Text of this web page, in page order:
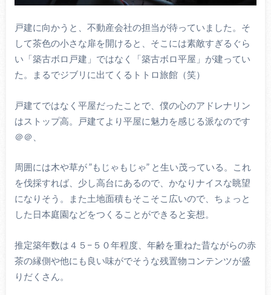
戸建に向かうと、不動産会社の担当が待っていました。そ
して茶色の小さな扉を開けると、そこには素敵すぎるぐら
い「築古ボロ戸建」ではなく「築古ボロ平屋」が建ってい
た。まるでジブリに出てくるトトロ旅館（笑）
戸建てではなく平屋だったことで、僕の心のアドレナリン
はストップ高。戸建てより平屋に魅力を感じる派なのです
＠＠、
周囲には木や草が ”もじゃもじゃ” と生い茂っている。これ
を伐採すれば、少し高台にあるので、かなりナイスな眺望
になりそう。また土地面積もそこそこ広いので、ちょっと
した日本庭園などをつくることができると妄想。
推定築年数は４５−５０年程度、年齢を重ねた昔ながらの赤
茶の縁側や他にも良い味がでそうな残置物コンテンツが盛
りだくさん。